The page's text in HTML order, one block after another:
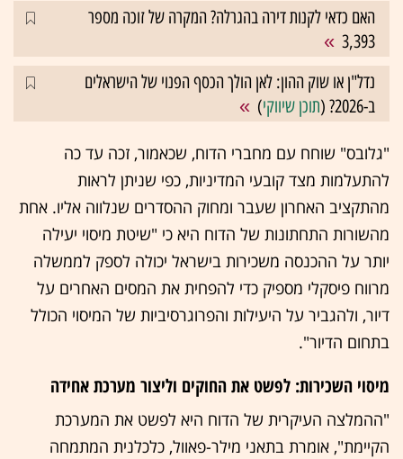
האם כדאי לקנות דירה בהגרלה? המקרה של זוכה מספר
3,393
נדל"ן או שוק ההון: לאן הולך הכסף הפנוי של הישראלים
ב-2026? (
תוכן שיווקי)
"גלובס" שוחח עם מחברי הדוח, שכאמור, זכה עד כה
להתעלמות מצד קובעי המדיניות, כפי שניתן לראות
מהתקציב האחרון שעבר ומחוק ההסדרים שנלווה אליו. אחת
מהשורות התחתונות של הדוח היא כי "שיטת מיסוי יעילה
יותר על ההכנסה משכירות בישראל יכולה לספק לממשלה
מרווח פיסקלי מספיק כדי להפחית את המסים האחרים על
דיור, ולהגביר על היעילות והפרוגרסיביות של המיסוי הכולל
בתחום הדיור".
מיסוי השכירות: לפשט את החוקים וליצור מערכת אחידה
"ההמלצה העיקרית של הדוח היא לפשט את המערכת
הקיימת", אומרת בתאני מילר-פאוול, כלכלנית המתמחה